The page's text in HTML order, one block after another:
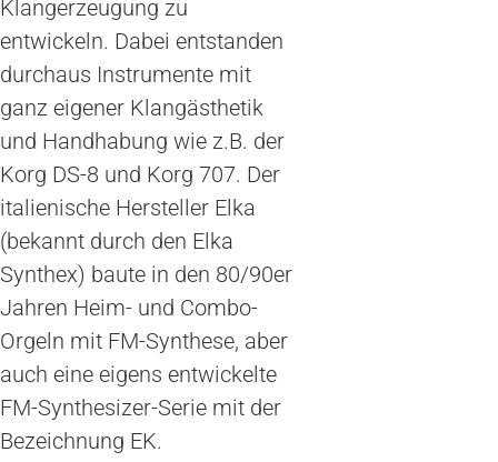
Klangerzeugung zu
entwickeln. Dabei entstanden
durchaus Instrumente mit
ganz eigener Klangästhetik
und Handhabung wie z.B. der
Korg DS-8 und Korg 707. Der
italienische Hersteller Elka
(bekannt durch den Elka
Synthex) baute in den 80/90er
Jahren Heim- und Combo-
Orgeln mit FM-Synthese, aber
auch eine eigens entwickelte
FM-Synthesizer-Serie mit der
Bezeichnung EK.